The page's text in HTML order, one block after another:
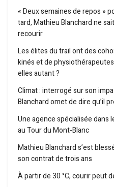
« Deux semaines de repos »
tard, Mathieu Blanchard ne
recourir
Les élites du trail ont des
kinés et de
elles autant ?
Climat : interrogé sur son
Blanchard omet de dire qu’il
Une agence spécialisée dans
au Tour du Mont-Blanc
Mathieu Blanchard s’est
son contrat de trois ans
À partir de 30 °C, courir peut